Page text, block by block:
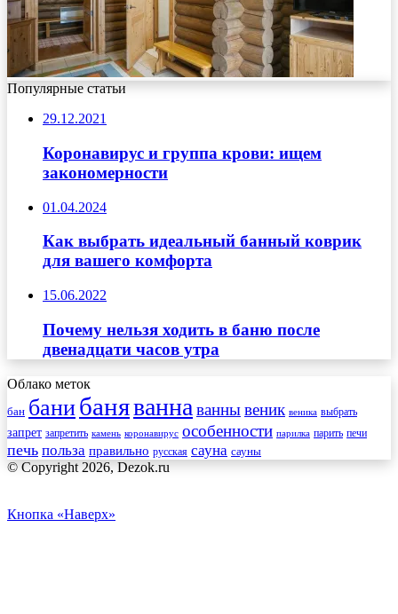
Популярные статьи
29.12.2021
Коронавирус и группа крови: ищем
закономерности
01.04.2024
Как выбрать идеальный банный коврик
для вашего комфорта
15.06.2022
Почему нельзя ходить в баню после
двенадцати часов утра
Облако меток
бан банибаняванна ваннывеник веника выбрать
запрет запретить камень коронавирус особенности парилка парить печи
печь польза правильно русская сауна сауны
© Copyright 2026, Dezok.ru
Кнопка «Наверх»